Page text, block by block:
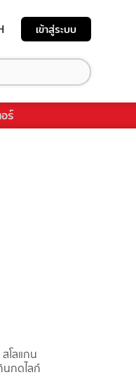
เข้าสู่ระบบ
ร์
โลแกน
นกดไลก์